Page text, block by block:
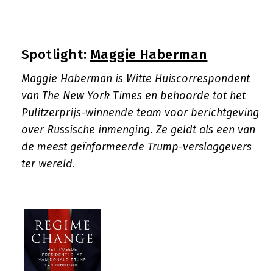
Spotlight: Maggie Haberman
Maggie Haberman is Witte Huiscorrespondent
van The New York Times en behoorde tot het
Pulitzerprijs-winnende team voor berichtgeving
over Russische inmenging. Ze geldt als een van
de meest geïnformeerde Trump-verslaggevers
ter wereld.